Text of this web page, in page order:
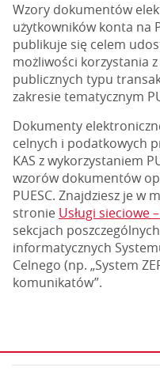
Wzory dokumentów
użytkowników konta na
publikuje się celem
możliwości korzystania
publicznych typu
zakresie tematycznym
Dokumenty
celnych i podatkowych
KAS z wykorzystaniem
wzorów dokumentów
PUESC. Znajdziesz je w
stronie Usługi sieciowe
sekcjach
informatycznych
Celnego (np. „System
komunikatów”.